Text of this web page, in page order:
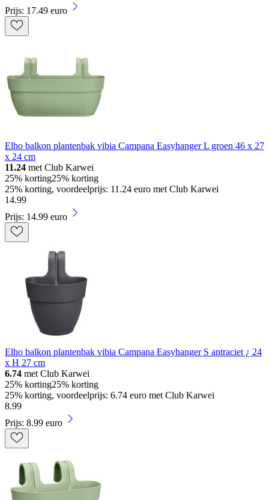
Prijs: 17.49 euro
Elho balkon plantenbak vibia Campana Easyhanger L groen 46 x 27
x 24 cm
11.24 met Club Karwei
25% korting25% korting
25% korting, voordeelprijs: 11.24 euro met Club Karwei
14.99
Prijs: 14.99 euro
Elho balkon plantenbak vibia Campana Easyhanger S antraciet ¿ 24
x H 27 cm
6.74 met Club Karwei
25% korting25% korting
25% korting, voordeelprijs: 6.74 euro met Club Karwei
8.99
Prijs: 8.99 euro